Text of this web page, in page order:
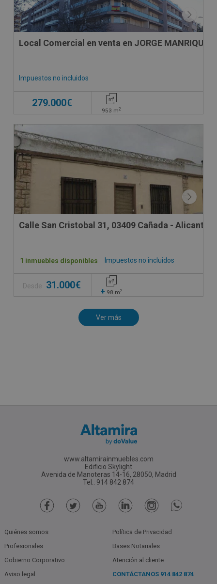
Local Comercial en venta en JORGE MANRIQUE,
Impuestos no incluidos
279.000€
953 m2
Calle San Cristobal 31, 03409 Cañada - Alicante
Impuestos no incluidos
1 inmuebles disponibles
Desde 31.000€
+ 98 m2
www.altamirainmuebles.com
Edificio Skylight
Avenida de Manoteras 14-16, 28050, Madrid
Tel.: 914 842 874
Quiénes somos
Profesionales
Gobierno Corporativo
Aviso legal
Política de Privacidad
Bases Notariales
Atención al cliente
CONTÁCTANOS 914 842 874